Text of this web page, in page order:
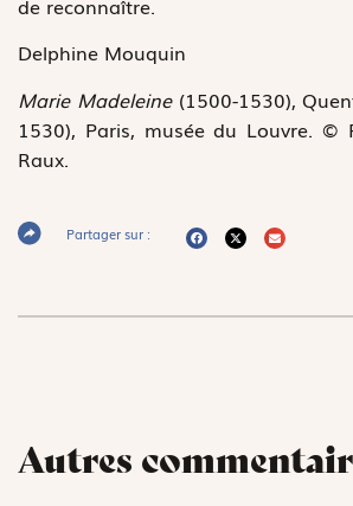
de reconnaître.
Delphine Mouquin
Marie Madeleine (1500-1530),
1530), Paris, musée du Louvre. ©
Raux.
Partager sur :
Autres